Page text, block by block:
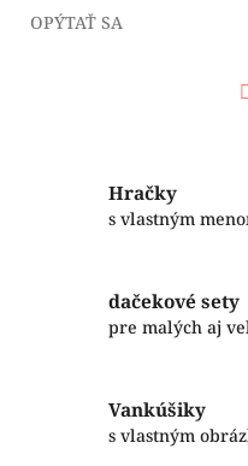
OPÝTAŤ SA
Hračky
s vlastným
dačekové sety
pre malých aj
Vankúšiky
s vlastným